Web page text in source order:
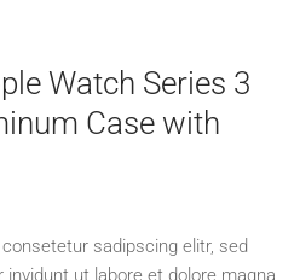
Watch Series 3
Case with
sadipscing elitr, sed
ut labore et dolore magna